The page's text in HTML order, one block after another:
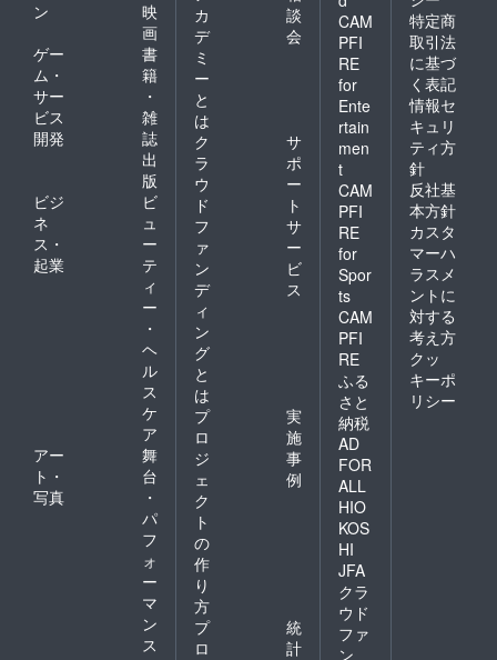
ン
映
画
ゲー
ム・
サー
ビス
開発
書
籍
・
雑
誌
出
版
ビジ
ネ
ス・
起業
ビ
ュ
ー
テ
ィ
ー
・
ヘ
ル
ス
ケ
ア
アー
ト・
写真
舞
台
・
パ
フ
ォ
ー
マ
ン
ス
カ
デ
ミ
ー
と
は
談
会
ク
ラ
ウ
ド
フ
ァ
ン
デ
ィ
ン
グ
と
は
サ
ポ
ー
ト
サ
ー
ビ
ス
プ
ロ
ジ
ェ
ク
ト
の
作
り
方
実
施
事
例
プ
ロ
統
計
CAM
PFI
RE
for
Ente
rtain
men
t
CAM
PFI
RE
for
Spor
ts
CAM
PFI
RE
ふる
さと
納税
AD
FOR
ALL
HIO
KOS
HI
JFA
クラ
ウド
ファ
ン
特定商
取引法
に基づ
く表記
情報セ
キュリ
ティ方
針
反社基
本方針
カスタ
マーハ
ラスメ
ントに
対する
考え方
クッ
キーポ
リシー